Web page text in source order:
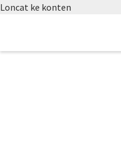
Loncat ke konten